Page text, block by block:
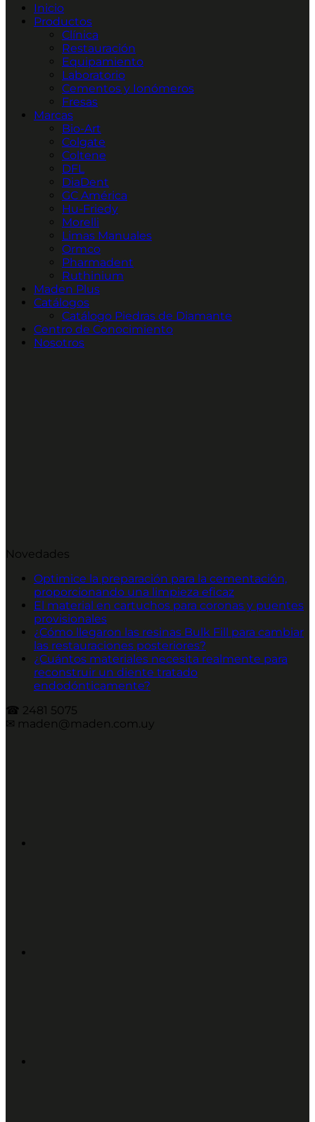
Inicio
Productos
Clínica
Restauración
Equipamiento
Laboratorio
Cementos y Ionómeros
Fresas
Marcas
Bio-Art
Colgate
Coltene
DFL
DiaDent
GC América
Hu-Friedy
Morelli
Limas Manuales
Ormco
Pharmadent
Ruthinium
Maden Plus
Catálogos
Catálogo Piedras de Diamante
Centro de Conocimiento
Nosotros
Novedades
Optimice la preparación para la cementación,
proporcionando una limpieza eficaz
El material en cartuchos para coronas y puentes
provisionales
¿Cómo llegaron las resinas Bulk Fill para cambiar
las restauraciones posteriores?
¿Cuántos materiales necesita realmente para
reconstruir un diente tratado
endodónticamente?
☎︎ 2481 5075
✉︎ maden@maden.com.uy